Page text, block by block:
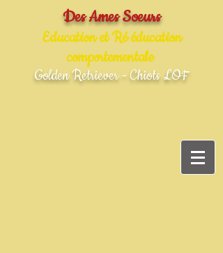
Des Ames Soeurs
Education et Ré éducation
comportementale
Golden Retriever - Chiots LOF